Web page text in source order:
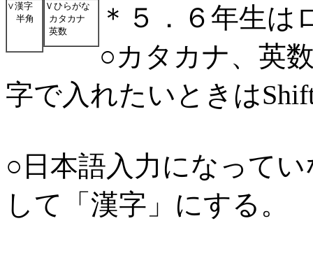
＊５．６年生
∨漢字
半角
Ｖひらがな
カタカナ
英数
○カタカナ、英
字で入れたいときは
○日本語入力になって
して「漢字」にする。